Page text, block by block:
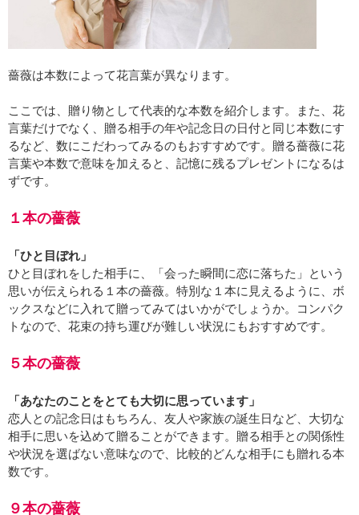
薔薇は本数によって花言葉が異なります。
ここでは、贈り物として代表的な本数を紹介します。また、花
言葉だけでなく、贈る相手の年や記念日の日付と同じ本数にす
るなど、数にこだわってみるのもおすすめです。贈る薔薇に花
言葉や本数で意味を加えると、記憶に残るプレゼントになるは
ずです。
１本の薔薇
「ひと目ぼれ」
ひと目ぼれをした相手に、「会った瞬間に恋に落ちた」という
思いが伝えられる１本の薔薇。特別な１本に見えるように、ボ
ックスなどに入れて贈ってみてはいかがでしょうか。コンパク
トなので、花束の持ち運びが難しい状況にもおすすめです。
５本の薔薇
「あなたのことをとても大切に思っています」
恋人との記念日はもちろん、友人や家族の誕生日など、大切な
相手に思いを込めて贈ることができます。贈る相手との関係性
や状況を選ばない意味なので、比較的どんな相手にも贈れる本
数です。
９本の薔薇